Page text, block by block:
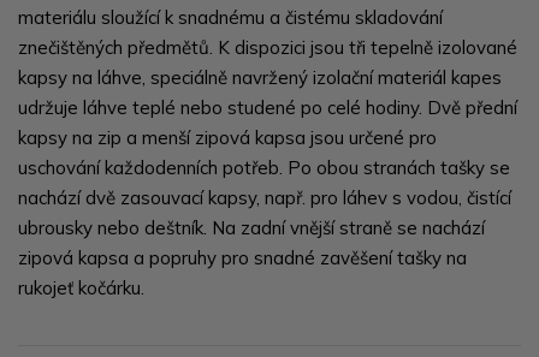
materiálu sloužící k snadnému a čistému skladování
znečištěných předmětů. K dispozici jsou tři tepelně izolované
kapsy na láhve, speciálně navržený izolační materiál kapes
udržuje láhve teplé nebo studené po celé hodiny. Dvě přední
kapsy na zip a menší zipová kapsa jsou určené pro
uschování každodenních potřeb. Po obou stranách tašky se
nachází dvě zasouvací kapsy, např. pro láhev s vodou, čistící
ubrousky nebo deštník. Na zadní vnější straně se nachází
zipová kapsa a popruhy pro snadné zavěšení tašky na
rukojeť kočárku.